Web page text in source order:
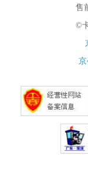
售
©
京